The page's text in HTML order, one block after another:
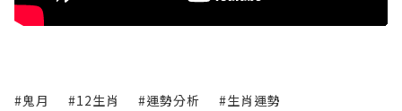
#鬼月 #12生肖 #運勢分析 #生肖運勢